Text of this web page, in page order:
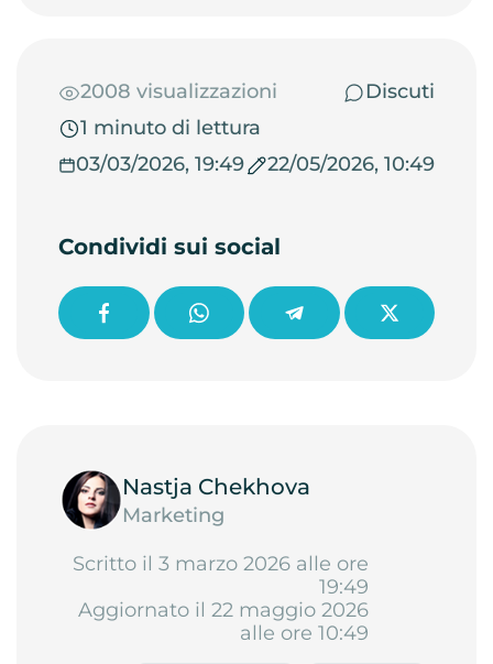
2008 visualizzazioni
Discuti
1 minuto di lettura
03/03/2026, 19:49
22/05/2026, 10:49
Condividi sui social
Nastja Chekhova
Marketing
Scritto il 3 marzo 2026 alle ore
19:49
Aggiornato il 22 maggio 2026
alle ore 10:49